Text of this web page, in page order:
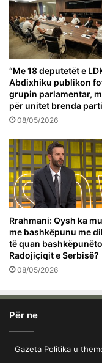
“Me 18 deputetët e
Abdixhiku publikon
grupin parlamentar,
për unitet brenda
08/05/2026
Rrahmani: Qysh ka
me bashkëpunu me
të quan
Radojiçiqit e Serbisë?
08/05/2026
Për ne
Gazeta Politika u